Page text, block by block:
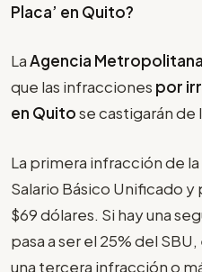
Placa’ en Quito?
LaAgencia
que las infracciones por
en Quitose castigarán de
La primera infracción de
Salario Básico Unificado y
$69 dólares. Si hay una
pasa a ser el 25% del
una tercera infracción o